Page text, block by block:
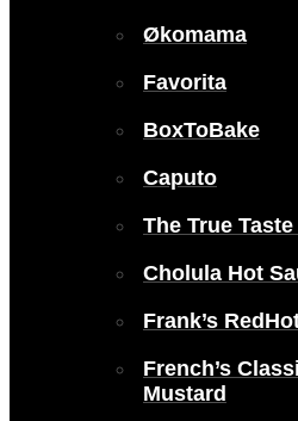
Økomama
Favorita
BoxToBake
Caputo
The True
Cholula Hot
Frank’s
French’s
Mustard